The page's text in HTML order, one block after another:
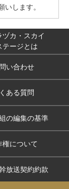
します。
ヅカ・スカイ
テージとは
い合わせ
くある質問
の編集の基準
権について
放送契約約款